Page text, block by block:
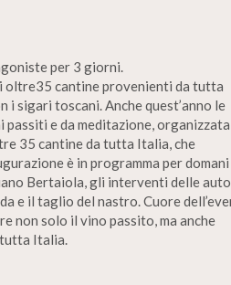
per 3 giorni.
oltre35 cantine provenienti da tutta
i sigari toscani. Anche quest’anno le
e da meditazione, organizzata
35 cantine da tutta Italia, che
è in programma per
Bertaiola, gli interventi delle
e il taglio del nastro. Cuore
non solo il vino passito, ma anche
Italia.